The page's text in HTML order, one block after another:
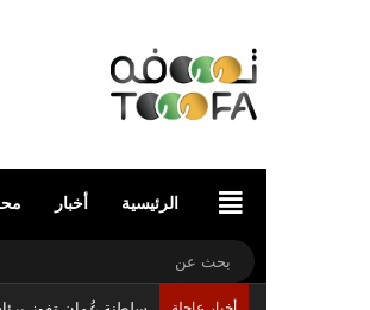
الرئيسيةالرئيسية أخبار